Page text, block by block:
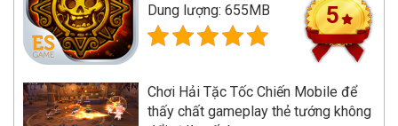
Dung lượng: 655MB
5
Chơi Hải Tặc Tốc Chiến Mobile để
thấy chất gameplay thẻ tướng không